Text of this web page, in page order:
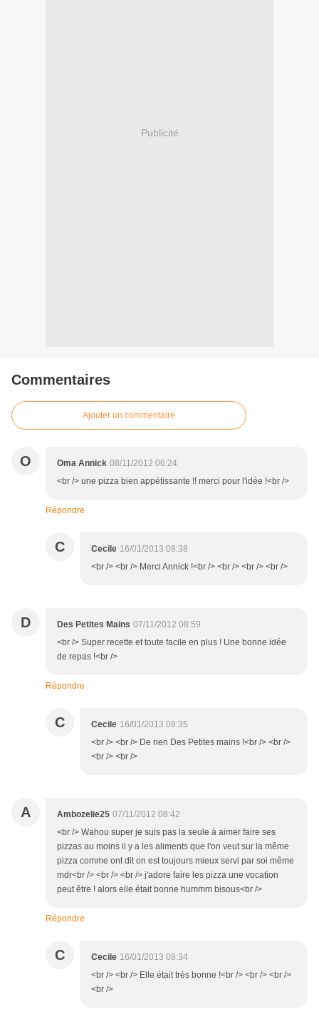
Publicité
Commentaires
Ajouter un commentaire
O Oma Annick 08/11/2012 06:24
<br /> une pizza bien appétissante !! merci pour l'idée !<br />
Répondre
C Cecile 16/01/2013 08:38
<br /> <br /> Merci Annick !<br /> <br /> <br /> <br />
D Des Petites Mains 07/11/2012 08:59
<br /> Super recette et toute facile en plus ! Une bonne idée
de repas !<br />
Répondre
C Cecile 16/01/2013 08:35
<br /> <br /> De rien Des Petites mains !<br /> <br />
<br /> <br />
A Ambozelie25 07/11/2012 08:42
<br /> Wahou super je suis pas la seule à aimer faire ses
pizzas au moins il y a les aliments que l'on veut sur la même
pizza comme ont dit on est toujours mieux servi par soi même
mdr<br /> <br /> <br /> j'adore faire les pizza une vocation
peut être ! alors elle était bonne hummm bisous<br />
Répondre
C Cecile 16/01/2013 08:34
<br /> <br /> Elle était très bonne !<br /> <br /> <br />
<br />